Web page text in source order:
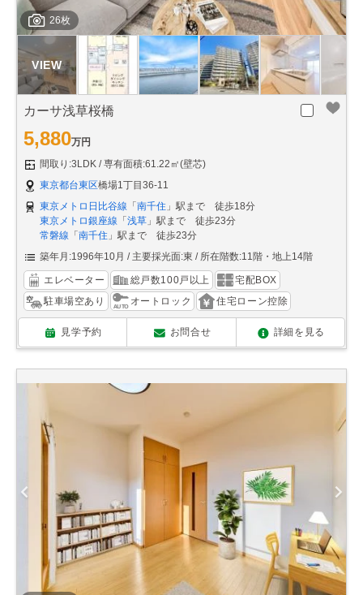
26枚
カーサ浅草桜橋
5,880万円
間取り:3LDK
専有面積:61.22㎡(壁芯)
東京都台東区橋場1丁目36-11
東京メトロ日比谷線 「 南千住 」駅まで 徒歩18分
東京メトロ銀座線 「 浅草 」駅まで 徒歩23分
常磐線 「 南千住 」駅まで 徒歩23分
築年月:1996年10月
主要採光面:東 所在階数:11階・地上14階
エレベーター 総戸数100戸以上
宅配BOX
駐車場空あり
オートロック 住宅ローン控除
見学予約 お問合せ 詳細を見る